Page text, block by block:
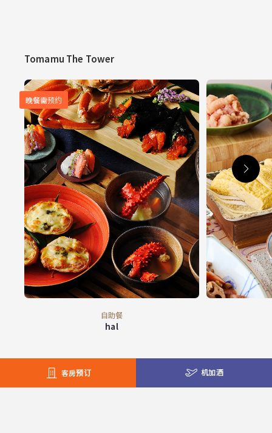
Tomamu The Tower
晚餐需预约
自助餐
hal
客房预订 机加酒